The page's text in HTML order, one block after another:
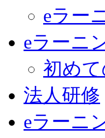
eラー
eラーニ
初めて
法人研修
eラーニ